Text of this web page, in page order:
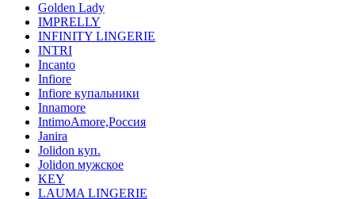
Golden Lady
IMPRELLY
INFINITY LINGERIE
INTRI
Incanto
Infiore
Infiore купальники
Innamore
IntimoAmore,Россия
Janira
Jolidon куп.
Jolidon мужское
KEY
LAUMA LINGERIE